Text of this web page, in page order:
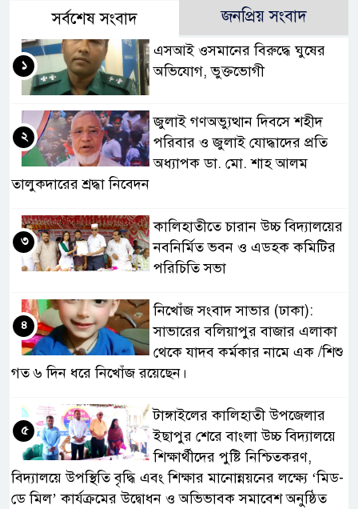
সর্বশেষ সংবাদ জনপ্রিয় সংবাদ
এসআই ওসমানের বিরুদ্ধে ঘুষের
অভিযোগ, ভুক্তভোগী
১
জুলাই গণঅভ্যুত্থান দিবসে শহীদ
পরিবার ও জুলাই যোদ্ধাদের প্রতি
অধ্যাপক ডা. মো. শাহ আলম
তালুকদারের শ্রদ্ধা নিবেদন
২
কালিহাতীতে চারান উচ্চ বিদ্যালয়ের
নবনির্মিত ভবন ও এডহক কমিটির
পরিচিতি সভা
৩
নিখোঁজ সংবাদ সাভার (ঢাকা):
সাভারের বলিয়াপুর বাজার এলাকা
থেকে যাদব কর্মকার নামে এক /শিশু
গত ৬ দিন ধরে নিখোঁজ রয়েছেন।
৪
টাঙ্গাইলের কালিহাতী উপজেলার
ইছাপুর শেরে বাংলা উচ্চ বিদ্যালয়ে
শিক্ষার্থীদের পুষ্টি নিশ্চিতকরণ,
বিদ্যালয়ে উপস্থিতি বৃদ্ধি এবং শিক্ষার মানোন্নয়নের লক্ষ্যে ‘মিড-
ডে মিল’ কার্যক্রমের উদ্বোধন ও অভিভাবক সমাবেশ অনুষ্ঠিত
৫